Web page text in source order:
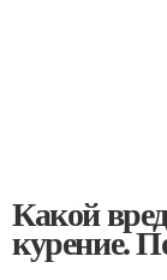
Какой
курение.